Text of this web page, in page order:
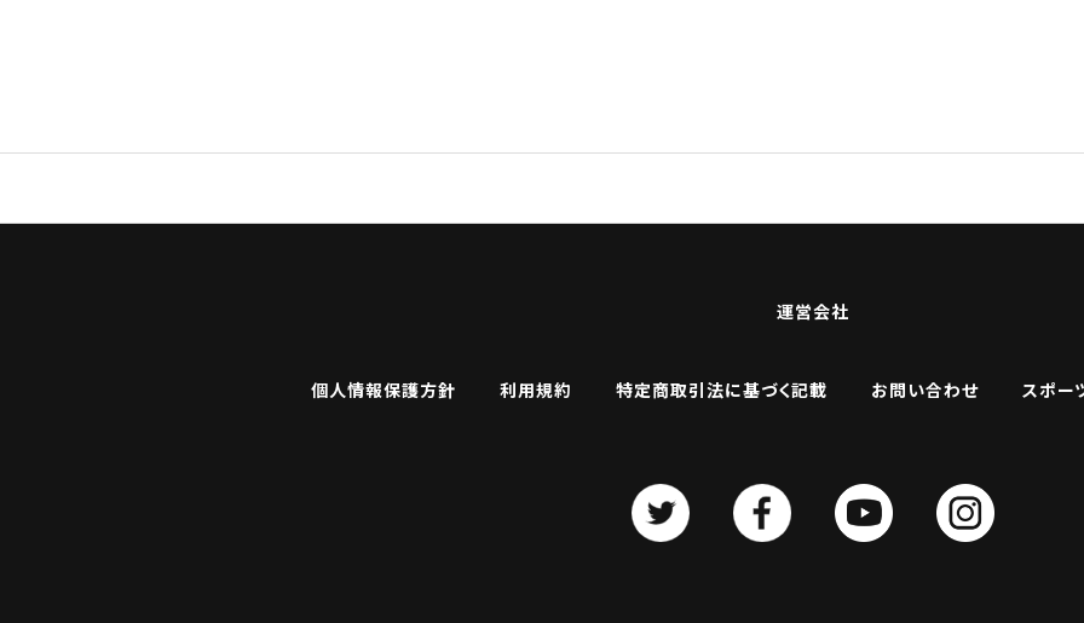
運営会社
個人情報保護方針 利用規約 特定商取引法に基づく記載 お問い合わせ スポー